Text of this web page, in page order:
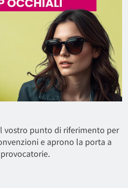
vostro punto di riferimento per
e aprono la porta a